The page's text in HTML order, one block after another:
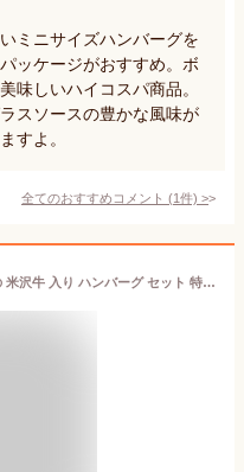
ミニサイズハンバーグを
ッケージがおすすめ。ボ
味しいハイコスパ商品。
スソースの豊かな風味が
すよ。
全てのおすすめコメント (1件) >
米沢牛 切り落とし & お肉屋さんの 米沢牛 入り ハンバーグ セット 特盛 600g (300g＆150g×2個) | 御中元 湯煎 温めるだけ 冷凍ハンバーグ 和牛ハンバーグ 三大和牛 国産牛 黒毛和牛 牛肉 高級肉 すき焼き 焼肉 しゃぶしゃぶ 詰め合せ 取り寄せグルメ 内祝 御祝 肉ギフト